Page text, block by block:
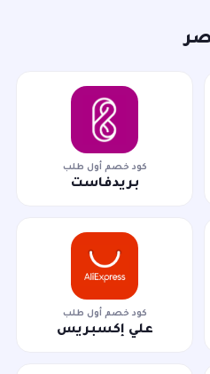
كود خصم أول طلب
بريدفاست
كود خصم أول طلب
علي إكسبريس